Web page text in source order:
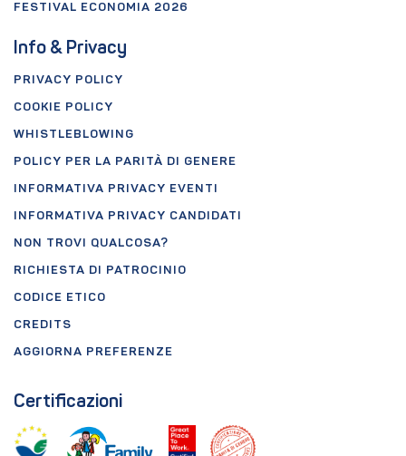
FESTIVAL ECONOMIA 2026
Info & Privacy
PRIVACY POLICY
COOKIE POLICY
WHISTLEBLOWING
POLICY PER LA PARITÀ DI GENERE
INFORMATIVA PRIVACY EVENTI
INFORMATIVA PRIVACY CANDIDATI
NON TROVI QUALCOSA?
RICHIESTA DI PATROCINIO
CODICE ETICO
CREDITS
AGGIORNA PREFERENZE
Certificazioni